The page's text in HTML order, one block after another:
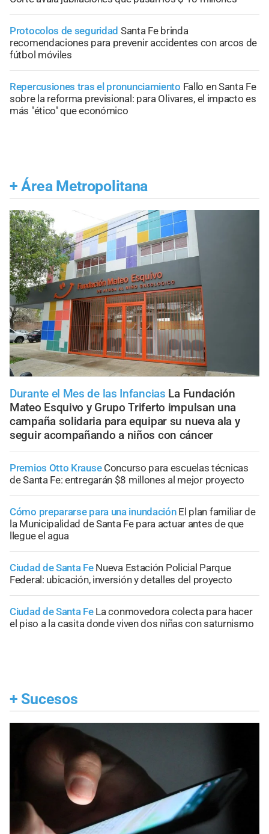
Protocolos de seguridad Santa Fe brinda
recomendaciones para prevenir accidentes con arcos de
fútbol móviles
Repercusiones tras el pronunciamiento Fallo en Santa Fe
sobre la reforma previsional: para Olivares, el impacto es
más "ético" que económico
+ Área Metropolitana
Durante el Mes de las Infancias La Fundación
Mateo Esquivo y Grupo Triferto impulsan una
campaña solidaria para equipar su nueva ala y
seguir acompañando a niños con cáncer
Premios Otto Krause Concurso para escuelas técnicas
de Santa Fe: entregarán $8 millones al mejor proyecto
Cómo prepararse para una inundación El plan familiar de
la Municipalidad de Santa Fe para actuar antes de que
llegue el agua
Ciudad de Santa Fe Nueva Estación Policial Parque
Federal: ubicación, inversión y detalles del proyecto
Ciudad de Santa Fe La conmovedora colecta para hacer
el piso a la casita donde viven dos niñas con saturnismo
+ Sucesos